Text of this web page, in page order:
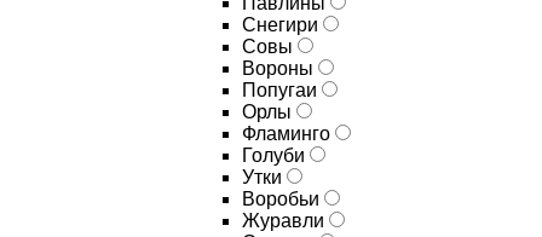
Снегири
Совы
Вороны
Попугаи
Орлы
Фламинго
Голуби
Утки
Воробьи
Журавли